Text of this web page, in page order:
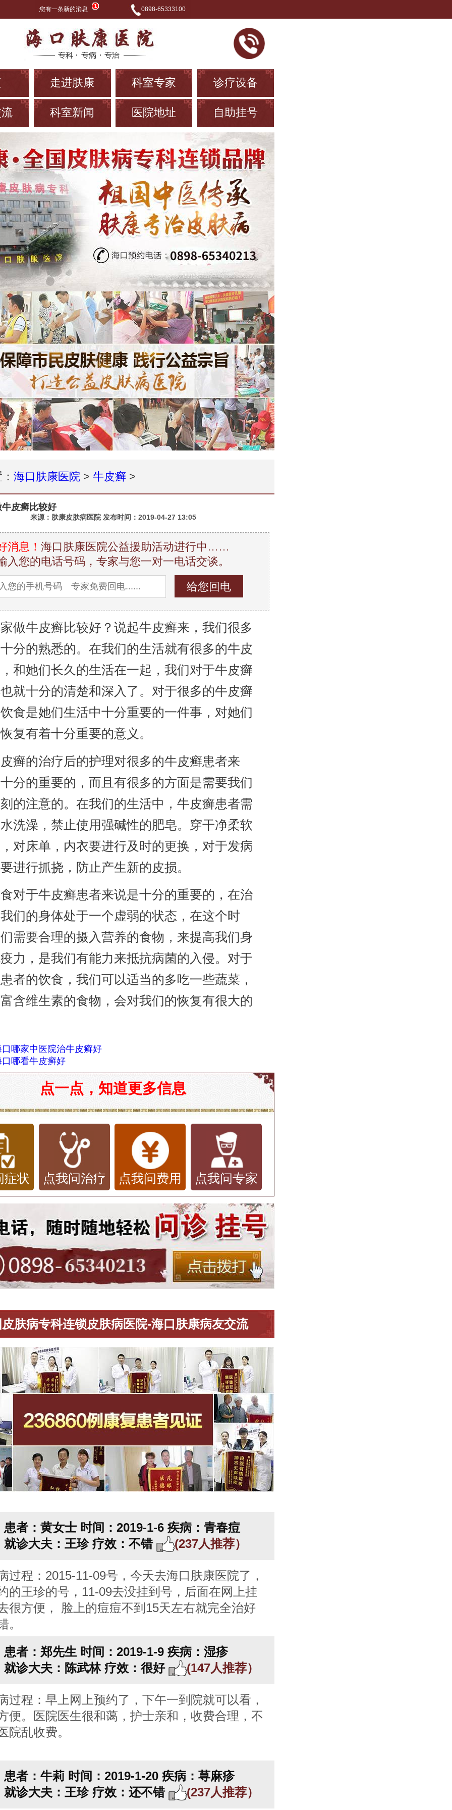
您有一条新的消息 0898-65333100
走进肤康 科室专家 诊疗设备
科室新闻 医院地址 自助挂号
海口肤康医院> 牛皮癣 >
皮癣比较好
来源：肤康皮肤病医院 发布时间： 2019-04-27 13:05
消息！ 海口肤康医院公益援助活动进行中……
入您的电话号码，专家与您一对一电话交谈。
做牛皮癣比较好？说起牛皮癣来，我们很多
分的熟悉的。在我们的生活就有很多的牛皮
和她们长久的生活在一起，我们对于牛皮癣
就十分的清楚和深入了。对于很多的牛皮癣
食是她们生活中十分重要的一件事，对她们
复有着十分重要的意义。
的治疗后的护理对很多的牛皮癣患者来
分的重要的，而且有很多的方面是需要我们
的注意的。在我们的生活中，牛皮癣患者需
洗澡，禁止使用强碱性的肥皂。穿干净柔软
对床单，内衣要进行及时的更换，对于发病
进行抓挠，防止产生新的皮损。
于牛皮癣患者来说是十分的重要的，在治
们的身体处于一个虚弱的状态，在这个时
需要合理的摄入营养的食物，来提高我们身
力，是我们有能力来抵抗病菌的入侵。对于
者的饮食，我们可以适当的多吃一些蔬菜，
含维生素的食物，会对我们的恢复有很大的
口哪家中医院治牛皮癣好
口哪看牛皮癣好
点一点，知道更多信息
症状 点我问治疗 点我问费用 点我问专家
肤病专科连锁皮肤病医院-海口肤康病友交流
患者：黄女士 时间：2019-1-6 疾病：青春痘
就诊大夫：王珍 疗效：不错 (237人推荐）
过程：2015-11-09号，今天去海口肤康医院了，
的王珍的号，11-09去没挂到号，后面在网上挂
很方便， 脸上的痘痘不到15天左右就完全治好
。
患者：郑先生 时间：2019-1-9 疾病：湿疹
就诊大夫：陈武林 疗效：很好 (147人推荐）
过程：早上网上预约了，下午一到院就可以看，
便。医院医生很和蔼，护士亲和，收费合理，不
院乱收费。
患者：牛莉 时间：2019-1-20 疾病：荨麻疹
就诊大夫：王珍 疗效：还不错 (237人推荐）